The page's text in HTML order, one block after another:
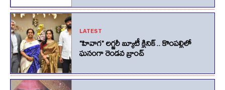
LATEST
“హివాగ” లగ్జరీ బ్యూటీ క్లినిక్.. కొంపల్లిలో
ఘనంగా రెండవ బ్రాంచ్